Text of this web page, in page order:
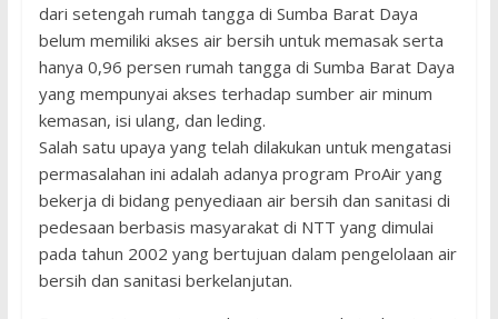
dari setengah rumah tangga di Sumba Barat Daya
belum memiliki akses air bersih untuk memasak serta
hanya 0,96 persen rumah tangga di Sumba Barat Daya
yang mempunyai akses terhadap sumber air minum
kemasan, isi ulang, dan leding.
Salah satu upaya yang telah dilakukan untuk mengatasi
permasalahan ini adalah adanya program ProAir yang
bekerja di bidang penyediaan air bersih dan sanitasi di
pedesaan berbasis masyarakat di NTT yang dimulai
pada tahun 2002 yang bertujuan dalam pengelolaan air
bersih dan sanitasi berkelanjutan.